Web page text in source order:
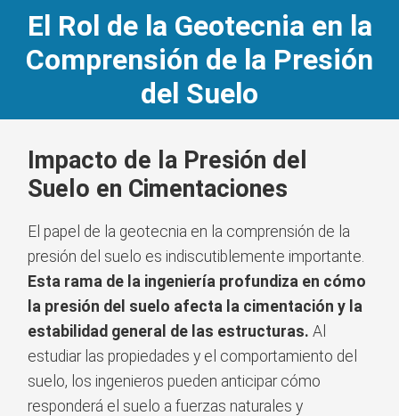
El Rol de la Geotecnia en la
Comprensión de la Presión
del Suelo
Impacto de la Presión del
Suelo en Cimentaciones
El papel de la geotecnia en la comprensión de la
presión del suelo es indiscutiblemente importante.
Esta rama de la ingeniería profundiza en cómo
la presión del suelo afecta la cimentación y la
estabilidad general de las estructuras. Al
estudiar las propiedades y el comportamiento del
suelo, los ingenieros pueden anticipar cómo
responderá el suelo a fuerzas naturales y